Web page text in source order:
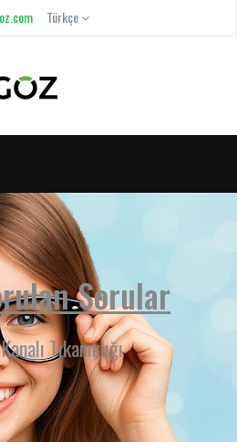
Türkçe
Sorular
Tıkanıklığı